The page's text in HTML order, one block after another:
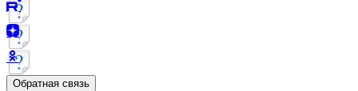
Обратная связь